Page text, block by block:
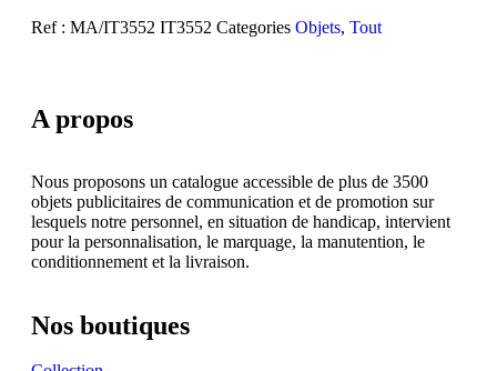
Ref : MA/IT3552 IT3552 Categories Objets, Tout
A propos
Nous proposons un catalogue accessible de plus de 3500
objets publicitaires de communication et de promotion sur
lesquels notre personnel, en situation de handicap, intervient
pour la personnalisation, le marquage, la manutention, le
conditionnement et la livraison.
Nos boutiques